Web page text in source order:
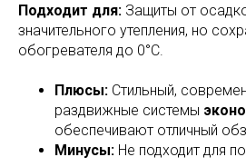
Подходит для: Защиты от
значительного утепления, но
обогревателя до 0°C.
Плюсы: Стильный,
раздвижные системы
обеспечивают отличный
Минусы: Не подходит для